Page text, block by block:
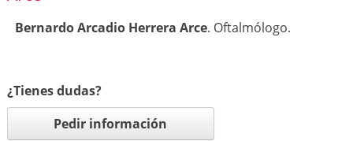
Bernardo Arcadio Herrera Arce. Oftalmólogo.
¿Tienes dudas?
Pedir información